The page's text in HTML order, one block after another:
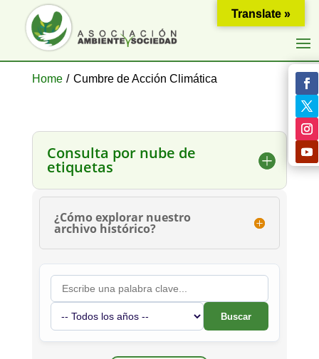
Home / Cumbre de Acción Climática
Consulta por nube de
etiquetas
¿Cómo explorar nuestro
archivo histórico?
Buscar
Translate »